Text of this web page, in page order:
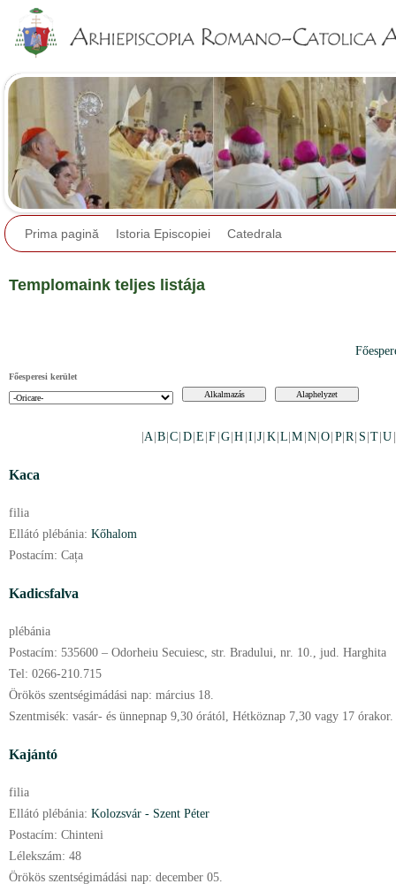
Prima pagină Istoria Episcopiei Catedrala
Templomaink teljes listája
Főesperesi kerület
|A B |C D |E |F G |H I |J K L |M N |O P|R S T |U
Kaca
filia
Ellátó plébánia: Kőhalom
Postacím: Cața
Kadicsfalva
plébánia
Postacím: 535600 – Odorheiu Secuiesc, str. Bradului, nr. 10., jud. Harghita
Tel: 0266-210.715
Örökös szentségimádási nap: március 18.
Szentmisék: vasár- és ünnepnap 9,30 órától, Hétköznap 7,30 vagy 17 órakor.
Kajántó
filia
Ellátó plébánia: Kolozsvár - Szent Péter
Postacím: Chinteni
Lélekszám: 48
Örökös szentségimádási nap: december 05.